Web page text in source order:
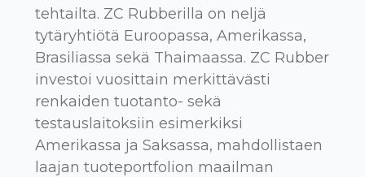
tehtailta. ZC Rubberilla on neljä
tytäryhtiötä Euroopassa, Amerikassa,
Brasiliassa sekä Thaimaassa. ZC Rubber
investoi vuosittain merkittävästi
renkaiden tuotanto- sekä
testauslaitoksiin esimerkiksi
Amerikassa ja Saksassa, mahdollistaen
laajan tuoteportfolion maailman